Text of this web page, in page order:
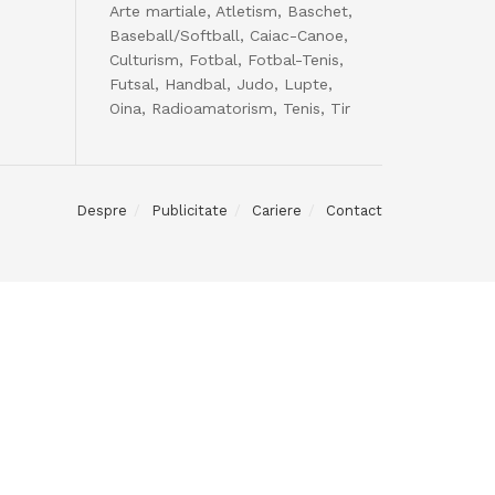
Arte martiale, Atletism, Baschet,
Baseball/Softball, Caiac-Canoe,
Culturism, Fotbal, Fotbal-Tenis,
Futsal, Handbal, Judo, Lupte,
Oina, Radioamatorism, Tenis, Tir
Despre Publicitate Cariere Contact